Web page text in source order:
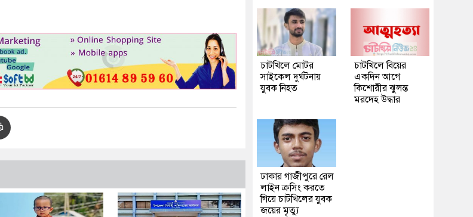
চাটখিলে মোটর
সাইকেল দুর্ঘটনায়
যুবক নিহত
চাটখিলে বিয়ের
একদিন আগে
কিশোরীর ঝুলন্ত
মরদেহ উদ্ধার
ঢাকার গাজীপুরে রেল
লাইন ক্রসিং করতে
গিয়ে চাটখিলের যুবক
জয়ের মৃত্যু